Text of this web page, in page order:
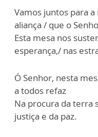
Vamos juntos para
aliança / que o
Esta mesa nos
esperança,/ nas
Ó Senhor, nesta
a todos refaz
Na procura da terra
justiça e da paz.